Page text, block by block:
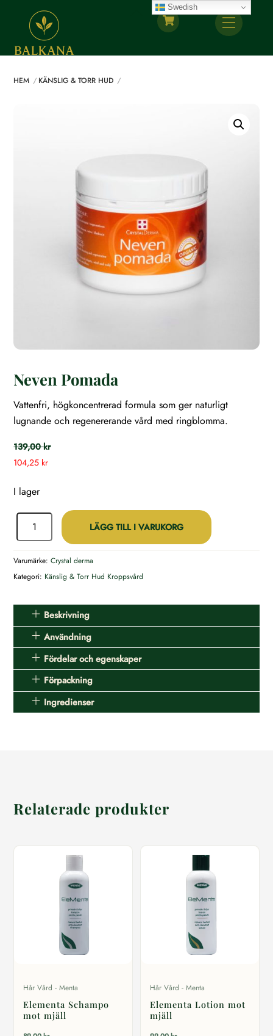
Menu
HEM KÄNSLIG & TORR HUD
Neven Pomada
Vattenfri, högkoncentrerad formula som ger naturligt
lugnande och regenererande vård med ringblomma.
139,00kr
104,25 kr
I lager
Neven
Pomada
LÄGG TILL I VARUKORG
Varumärke:Crystal derma
Kategori: Känslig & Torr Hud Kroppsvård
Beskrivning
Användning
Fördelar och egenskaper
Förpackning
Ingredienser
Relaterade produkter
Hår Vård - Menta
Elementa Schampo
mot mjäll
Hår Vård - Menta
Elementa Lotion mot
mjäll
Swedish